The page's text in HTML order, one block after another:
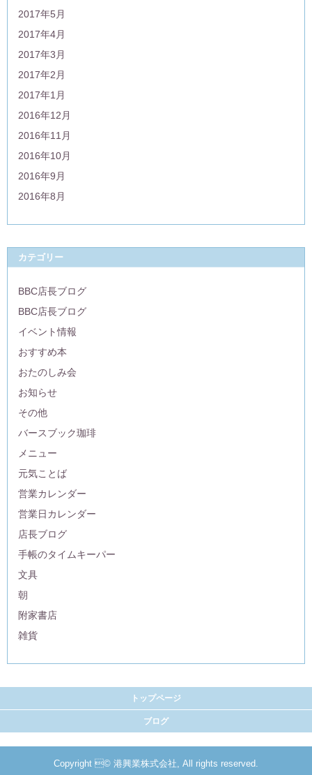
2017年5月
2017年4月
2017年3月
2017年2月
2017年1月
2016年12月
2016年11月
2016年10月
2016年9月
2016年8月
カテゴリー
BBC店長ブログ
BBC店長ブログ
イベント情報
おすすめ本
おたのしみ会
お知らせ
その他
バースブック珈琲
メニュー
元気ことば
営業カレンダー
営業日カレンダー
店長ブログ
手帳のタイムキーパー
文具
朝
附家書店
雑貨
トップページ
ブログ
Copyright © 港興業株式会社, All rights reserved.